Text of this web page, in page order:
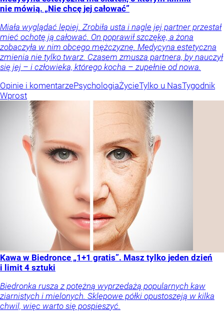
nie mówią. „Nie chcę jej całować”
Miała wyglądać lepiej. Zrobiła usta i nagle jej partner przestał
mieć ochotę ją całować. On poprawił szczękę, a żona
zobaczyła w nim obcego mężczyznę. Medycyna estetyczna
zmienia nie tylko twarz. Czasem zmusza partnera, by nauczył
się jej – i człowieka, którego kocha – zupełnie od nowa.
Opinie i komentarzePsychologiaŻycieTylko u NasTygodnik
Wprost
Kawa w Biedronce „1+1 gratis”. Masz tylko jeden dzień
i limit 4 sztuki
Biedronka rusza z potężną wyprzedażą popularnych kaw
ziarnistych i mielonych. Sklepowe półki opustoszeją w kilka
chwil, więc warto się pospieszyć.